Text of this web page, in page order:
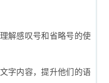
解感叹号和省略号的使
字内容，提升他们的语